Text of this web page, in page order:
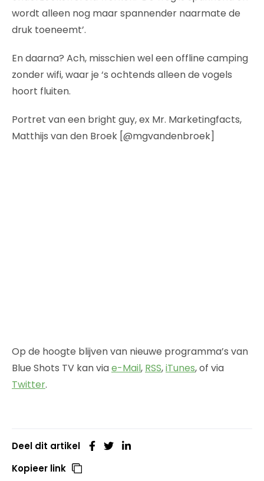
wordt alleen nog maar spannender naarmate de
druk toeneemt’.
En daarna? Ach, misschien wel een offline camping
zonder wifi, waar je ‘s ochtends alleen de vogels
hoort fluiten.
Portret van een bright guy, ex Mr. Marketingfacts,
Matthijs van den Broek [@mgvandenbroek]
Op de hoogte blijven van nieuwe programma’s van
Blue Shots TV kan viae-Mail, RSS,iTunes, of via
Twitter.
Deel dit artikel
Kopieer link